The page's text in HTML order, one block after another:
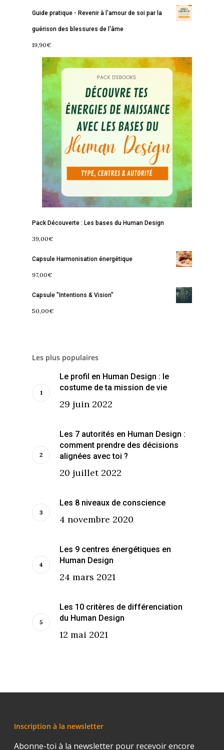
Guide pratique - Revenir à l'amour de soi par la
guérison des blessures de l'âme
19,90€
Pack Découverte : Les bases du Human Design
39,00€
Capsule Harmonisation énergétique
97,00€
Capsule "Intentions & Vision"
50,00€
Les plus populaires
Le profil en Human Design : le
costume de ta mission de vie
29 juin 2022
Les 7 autorités en Human Design :
comment prendre des décisions
alignées avec toi ?
20 juillet 2022
Les 8 niveaux de conscience
4 novembre 2020
Les 9 centres énergétiques en
Human Design
24 mars 2021
Les 10 critères de différenciation
du Human Design
12 mai 2021
Inscription à la newsletter
Accueil
Commence ici
Blog
Se découvrir
S’équilibrer
Se réaliser
Podcast
Services
Accompagnements
Lectures de Human
La Boussole
Libération
Programmes
Renaissance
Amour & Guérison
À propos